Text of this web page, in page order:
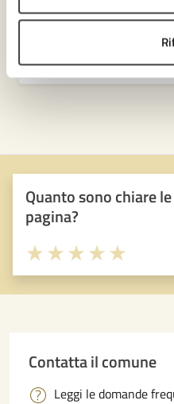
Quanto sono chiare
pagina?
Valuta 5
Valuta 4 stelle
Valuta 3 stelle su 5
Valuta 2 stelle su 5
Valuta 1 stelle su 5
Contatta il comune
Leggi le domande